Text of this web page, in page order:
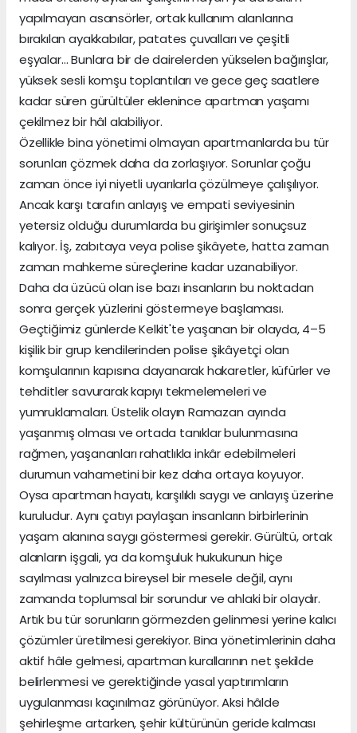
yapılmayan asansörler, ortak kullanım alanlarına
bırakılan ayakkabılar, patates çuvalları ve çeşitli
eşyalar… Bunlara bir de dairelerden yükselen bağırışlar,
yüksek sesli komşu toplantıları ve gece geç saatlere
kadar süren gürültüler eklenince apartman yaşamı
çekilmez bir hâl alabiliyor.
Özellikle bina yönetimi olmayan apartmanlarda bu tür
sorunları çözmek daha da zorlaşıyor. Sorunlar çoğu
zaman önce iyi niyetli uyarılarla çözülmeye çalışılıyor.
Ancak karşı tarafın anlayış ve empati seviyesinin
yetersiz olduğu durumlarda bu girişimler sonuçsuz
kalıyor. İş, zabıtaya veya polise şikâyete, hatta zaman
zaman mahkeme süreçlerine kadar uzanabiliyor.
Daha da üzücü olan ise bazı insanların bu noktadan
sonra gerçek yüzlerini göstermeye başlaması.
Geçtiğimiz günlerde Kelkit'te yaşanan bir olayda, 4–5
kişilik bir grup kendilerinden polise şikâyetçi olan
komşularının kapısına dayanarak hakaretler, küfürler ve
tehditler savurarak kapıyı tekmelemeleri ve
yumruklamaları. Üstelik olayın Ramazan ayında
yaşanmış olması ve ortada tanıklar bulunmasına
rağmen, yaşananları rahatlıkla inkâr edebilmeleri
durumun vahametini bir kez daha ortaya koyuyor.
Oysa apartman hayatı, karşılıklı saygı ve anlayış üzerine
kuruludur. Aynı çatıyı paylaşan insanların birbirlerinin
yaşam alanına saygı göstermesi gerekir. Gürültü, ortak
alanların işgali, ya da komşuluk hukukunun hiçe
sayılması yalnızca bireysel bir mesele değil, aynı
zamanda toplumsal bir sorundur ve ahlaki bir olaydır.
Artık bu tür sorunların görmezden gelinmesi yerine kalıcı
çözümler üretilmesi gerekiyor. Bina yönetimlerinin daha
aktif hâle gelmesi, apartman kurallarının net şekilde
belirlenmesi ve gerektiğinde yasal yaptırımların
uygulanması kaçınılmaz görünüyor. Aksi hâlde
şehirleşme artarken, şehir kültürünün geride kalması